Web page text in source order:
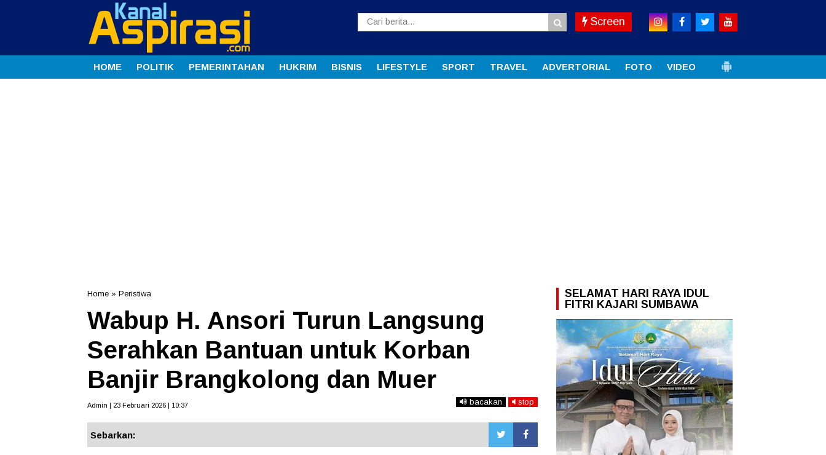
Screen
HOME POLITIK PEMERINTAHAN HUKRIM BISNIS LIFESTYLE SPORT TRAVEL ADVERTORIAL FOTO VIDEO
Home » Peristiwa
Wabup H. Ansori Turun Langsung
Serahkan Bantuan untuk Korban
Banjir Brangkolong dan Muer
Admin | 23 Februari 2026 | 10:37 bacakan stop
Sebarkan:
SELAMAT HARI RAYA IDUL
FITRI KAJARI SUMBAWA